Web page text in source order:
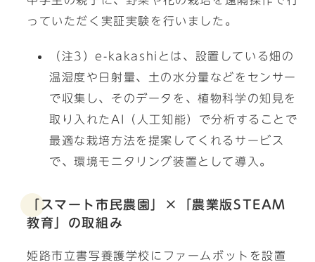
っていただく実証実験を行いました。
（注3）e-kakashiとは、設置している畑の
温湿度や日射量、土の水分量などをセンサー
で収集し、そのデータを、植物科学の知見を
取り入れたAI（人工知能）で分析することで
最適な栽培方法を提案してくれるサービス
で、環境モニタリング装置として導入。
「スマート市民農園」×「農業版STEAM
教育」の取組み
姫路市立書写養護学校にファームボットを設置